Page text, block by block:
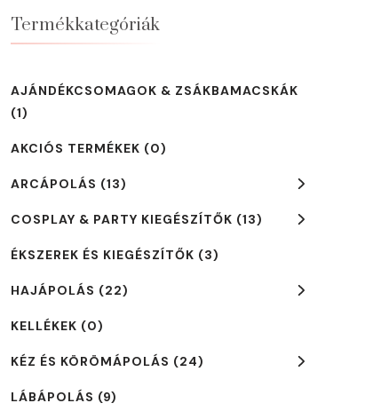
Termékkategóriák
AJÁNDÉKCSOMAGOK & ZSÁKBAMACSKÁK
(1)
AKCIÓS TERMÉKEK (0)
ARCÁPOLÁS (13)
COSPLAY & PARTY KIEGÉSZÍTŐK (13)
ÉKSZEREK ÉS KIEGÉSZÍTŐK (3)
HAJÁPOLÁS (22)
KELLÉKEK (0)
KÉZ ÉS KÖRÖMÁPOLÁS (24)
LÁBÁPOLÁS (9)